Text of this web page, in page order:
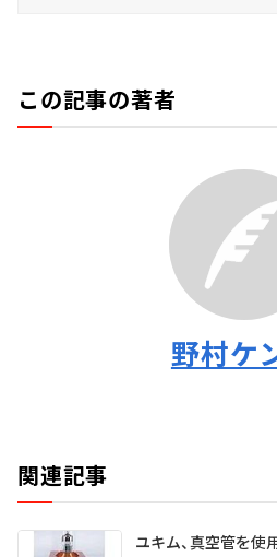
この記事の著者
野村ケ
関連記事
ユキム、真空管を使